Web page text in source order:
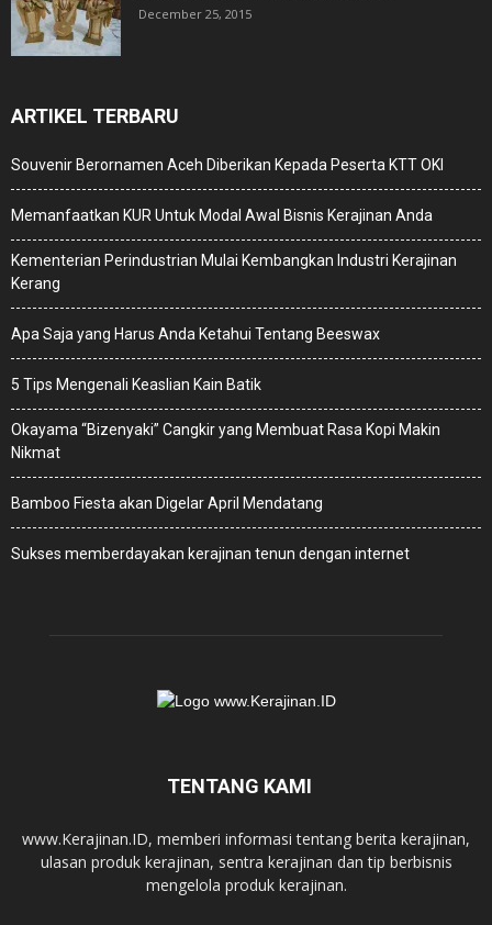
December 25, 2015
ARTIKEL TERBARU
Souvenir Berornamen Aceh Diberikan Kepada Peserta KTT OKI
Memanfaatkan KUR Untuk Modal Awal Bisnis Kerajinan Anda
Kementerian Perindustrian Mulai Kembangkan Industri Kerajinan
Kerang
Apa Saja yang Harus Anda Ketahui Tentang Beeswax
5 Tips Mengenali Keaslian Kain Batik
Okayama “Bizenyaki” Cangkir yang Membuat Rasa Kopi Makin
Nikmat
Bamboo Fiesta akan Digelar April Mendatang
Sukses memberdayakan kerajinan tenun dengan internet
TENTANG KAMI
www.Kerajinan.ID, memberi informasi tentang berita kerajinan,
ulasan produk kerajinan, sentra kerajinan dan tip berbisnis
mengelola produk kerajinan.